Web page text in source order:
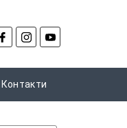
Контакти